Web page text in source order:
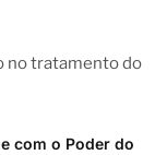
no tratamento do
com o Poder do